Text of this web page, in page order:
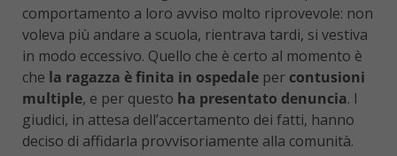
comportamento a loro avviso molto riprovevole: non
voleva più andare a scuola, rientrava tardi, si vestiva
in modo eccessivo. Quello che è certo al momento è
che la ragazza è finita in ospedale per contusioni
multiple, e per questo ha presentato denuncia. I
giudici, in attesa dell’accertamento dei fatti, hanno
deciso di affidarla provvisoriamente alla comunità.